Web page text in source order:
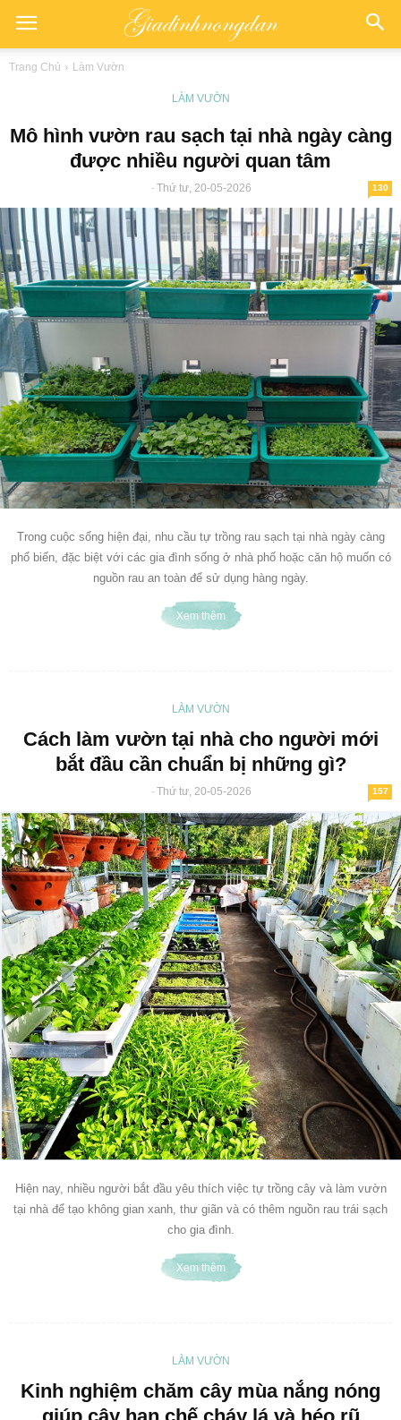
Trang Chủ Làm Vườn
LÀM VƯỜN
Mô hình vườn rau sạch tại nhà ngày càng
được nhiều người quan tâm
- Thứ tư, 20-05-2026 130
Trong cuộc sống hiện đại, nhu cầu tự trồng rau sạch tại nhà ngày càng
phổ biến, đặc biệt với các gia đình sống ở nhà phố hoặc căn hộ muốn có
nguồn rau an toàn để sử dụng hàng ngày.
Xem thêm
LÀM VƯỜN
Cách làm vườn tại nhà cho người mới
bắt đầu cần chuẩn bị những gì?
- Thứ tư, 20-05-2026 157
Hiện nay, nhiều người bắt đầu yêu thích việc tự trồng cây và làm vườn
tại nhà để tạo không gian xanh, thư giãn và có thêm nguồn rau trái sạch
cho gia đình.
Xem thêm
LÀM VƯỜN
Kinh nghiệm chăm cây mùa nắng nóng